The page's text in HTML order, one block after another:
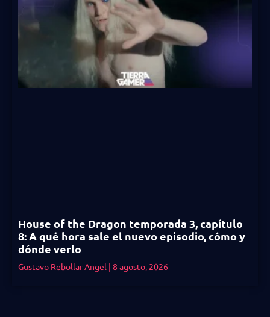
House of the Dragon temporada 3, capítulo
8: A qué hora sale el nuevo episodio, cómo y
dónde verlo
Gustavo Rebollar Angel 8 agosto, 2026